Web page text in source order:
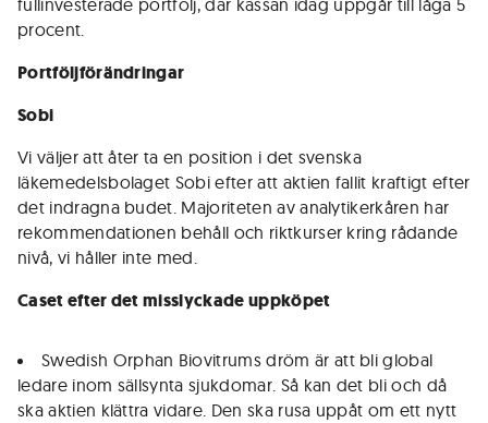
fullinvesterade portfölj, där kassan idag uppgår till låga 5
procent.
Portföljförändringar
Sobi
Vi väljer att åter ta en position i det svenska
läkemedelsbolaget Sobi efter att aktien fallit kraftigt efter
det indragna budet. Majoriteten av analytikerkåren har
rekommendationen behåll och riktkurser kring rådande
nivå, vi håller inte med.
Caset efter det misslyckade uppköpet
Swedish Orphan Biovitrums dröm är att bli global
ledare inom sällsynta sjukdomar. Så kan det bli och då
ska aktien klättra vidare. Den ska rusa uppåt om ett nytt